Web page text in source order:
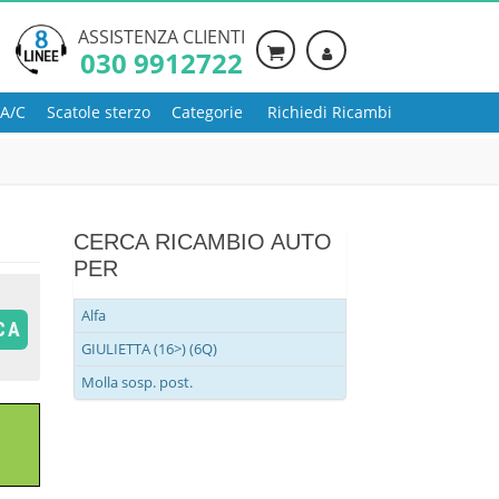
ASSISTENZA CLIENTI
030 9912722
C Scatole sterzo Categorie Richiedi Ricambi
CERCA RICAMBIO AUTO
PER
Alfa
GIULIETTA (16>) (6Q)
Molla sosp. post.